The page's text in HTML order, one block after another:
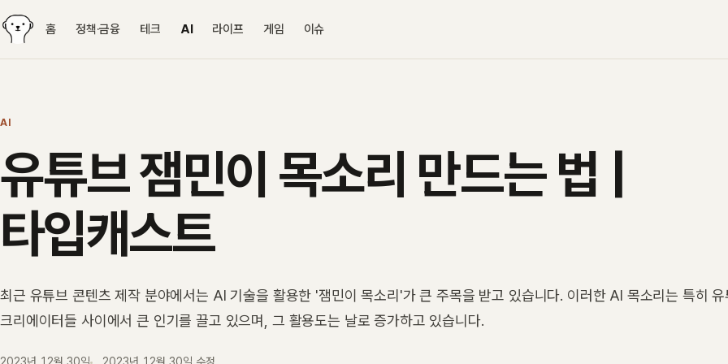
홈 정책·금융 테크 AI 라이프 게임 이슈
AI
유튜브 잼민이 목소리 만드는 법 |
타입캐스트
최근 유튜브 콘텐츠 제작 분야에서는 AI 기술을 활용한 '잼민이 목소리'가 큰 주목을 받고 있습니다. 이러한 AI 목소리는 특히 유
크리에이터들 사이에서 큰 인기를 끌고 있으며, 그 활용도는 날로 증가하고 있습니다.